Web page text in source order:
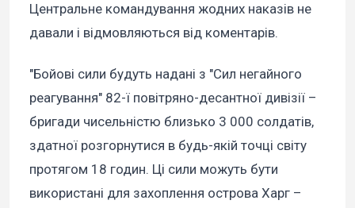
Центральне командування жодних наказів не
давали і відмовляються від коментарів.
"Бойові сили будуть надані з "Сил негайного
реагування" 82-ї повітряно-десантної дивізії –
бригади чисельністю близько 3 000 солдатів,
здатної розгорнутися в будь-якій точці світу
протягом 18 годин. Ці сили можуть бути
використані для захоплення острова Харг –